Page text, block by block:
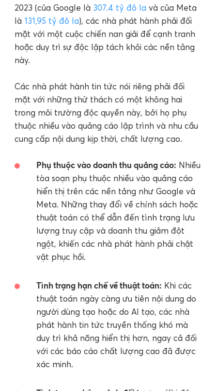
2023 (của Google là 307.4 tỷ đô la và của Meta
là 131,95 tỷ đô la), các nhà phát hành phải đối
mặt với một cuộc chiến nan giải để cạnh tranh
hoặc duy trì sự độc lập tách khỏi các nền tảng
này.
Các nhà phát hành tin tức nói riêng phải đối
mặt với những thử thách có một không hai
trong môi trường độc quyền này, bởi họ phụ
thuộc nhiều vào quảng cáo lập trình và nhu cầu
cung cấp nội dung kịp thời, chất lượng cao.
Phụ thuộc vào doanh thu quảng cáo: Nhiều
tòa soạn phụ thuộc nhiều vào quảng cáo
hiển thị trên các nền tảng như Google và
Meta. Những thay đổi về chính sách hoặc
thuật toán có thể dẫn đến tình trạng lưu
lượng truy cập và doanh thu giảm đột
ngột, khiến các nhà phát hành phải chật
vật phục hồi.
Tình trạng hạn chế về thuật toán: Khi các
thuật toán ngày càng ưu tiên nội dung do
người dùng tạo hoặc do AI tạo, các nhà
phát hành tin tức truyền thống khó mà
duy trì khả năng hiển thị hơn, ngay cả đối
với các báo cáo chất lượng cao đã được
xác minh.